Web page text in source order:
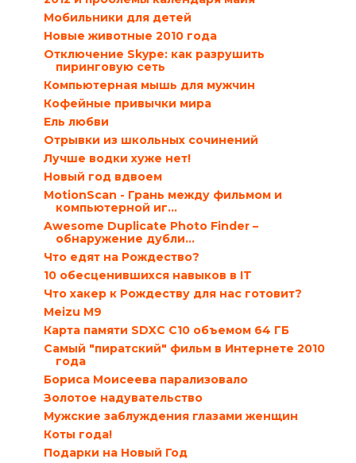
Мобильники для детей
Новые животные 2010 года
Отключение Skype: как разрушить
пиринговую сеть
Компьютерная мышь для мужчин
Кофейные привычки мира
Ель любви
Отрывки из школьных сочинений
Лучше водки хуже нет!
Новый год вдвоем
MotionScan - Грань между фильмом и
компьютерной иг...
Awesome Duplicate Photo Finder –
обнаружение дубли...
Что едят на Рождество?
10 обесценившихся навыков в IT
Что хакер к Рождеству для нас готовит?
Meizu M9
Карта памяти SDXC C10 объемом 64 ГБ
Самый "пиратский" фильм в Интернете 2010
года
Бориса Моисеева парализовало
Золотое надувательство
Мужские заблуждения глазами женщин
Коты года!
Подарки на Новый Год